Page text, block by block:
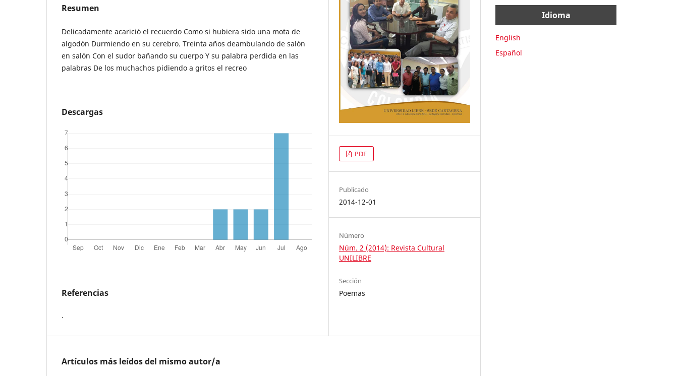
Resumen
Delicadamente acarició el recuerdo Como si hubiera sido una mota de
algodón Durmiendo en su cerebro. Treinta años deambulando de salón
en salón Con el sudor bañando su cuerpo Y su palabra perdida en las
palabras De los muchachos pidiendo a gritos el recreo
Descargas
Referencias
.
PDF
Publicado
2014-12-01
Número
Núm. 2 (2014): Revista Cultural
UNILIBRE
Sección
Poemas
Artículos más leídos del mismo autor/a
Idioma
English
Español